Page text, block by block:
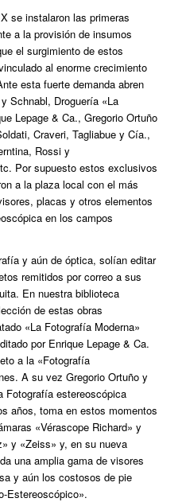
se instalaron las primeras
a la provisión de insumos
el surgimiento de estos
al enorme crecimiento
esta fuerte demanda abren
Schnabl, Droguería «La
Lepage & Ca., Gregorio Ortuño
Craveri, Tagliabue y Cía.,
Rossi y
Por supuesto estos exclusivos
a la plaza local con el más
placas y otros elementos
en los campos
y aún de óptica, solían editar
remitidos por correo a sus
En nuestra biblioteca
de estas obras
«La Fotografía Moderna»
por Enrique Lepage & Ca.
a la «Fotografía
A su vez Gregorio Ortuño y
estereoscópica
años, toma en estos momentos
«Vérascope Richard» y
y «Zeiss» y, en su nueva
una amplia gama de visores
y aún los costosos de pie
Estereoscópico».